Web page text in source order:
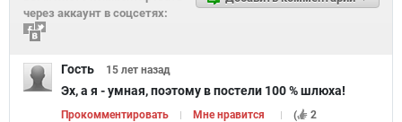
через аккаунт в соцсетях:
Гость 15 лет назад
Эх, а я - умная, поэтому в постели 100 % шлюха!
Прокомментировать Мне нравится (
2